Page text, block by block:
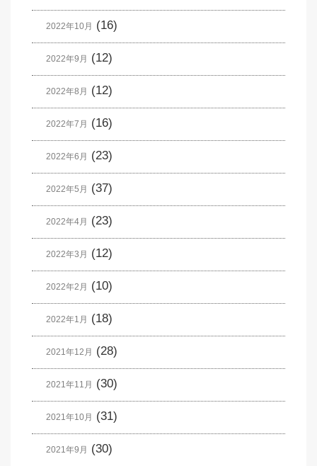
2022年10月 (16)
2022年9月 (12)
2022年8月 (12)
2022年7月 (16)
2022年6月 (23)
2022年5月 (37)
2022年4月 (23)
2022年3月 (12)
2022年2月 (10)
2022年1月 (18)
2021年12月 (28)
2021年11月 (30)
2021年10月 (31)
2021年9月 (30)